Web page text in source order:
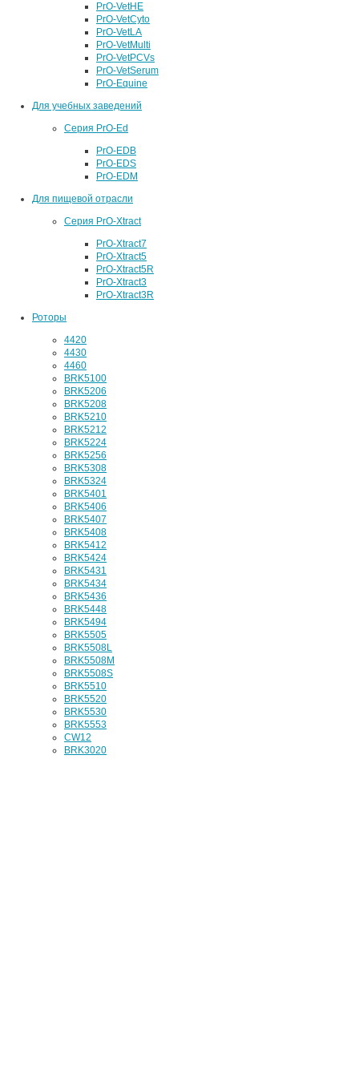
PrO-VetHE
PrO-VetCyto
PrO-VetLA
PrO-VetMulti
PrO-VetPCVs
PrO-VetSerum
PrO-Equine
Для учебных заведений
Серия PrO-Ed
PrO-EDB
PrO-EDS
PrO-EDM
Для пищевой отрасли
Серия PrO-Xtract
PrO-Xtract7
PrO-Xtract5
PrO-Xtract5R
PrO-Xtract3
PrO-Xtract3R
Роторы
4420
4430
4460
BRK5100
BRK5206
BRK5208
BRK5210
BRK5212
BRK5224
BRK5256
BRK5308
BRK5324
BRK5401
BRK5406
BRK5407
BRK5408
BRK5412
BRK5424
BRK5431
BRK5434
BRK5436
BRK5448
BRK5494
BRK5505
BRK5508L
BRK5508M
BRK5508S
BRK5510
BRK5520
BRK5530
BRK5553
CW12
BRK3020